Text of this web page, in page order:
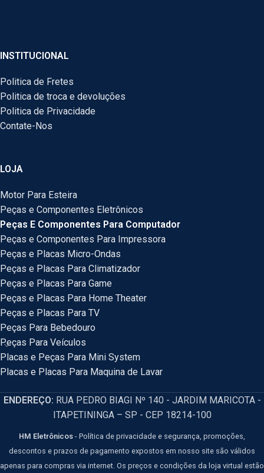
INSTITUCIONAL
Politica de Fretes
Politica de troca e devoluções
Politica de Privacidade
Contate-Nos
LOJA
Motor Para Esteira
Peças e Componentes Eletrônicos
Peças E Componentes Para Computador
Peças e Componentes Para Impressora
Peças e Placas Micro-Ondas
Peças e Placas Para Climatizador
Peças e Placas Para Game
Peças e Placas Para Home Theater
Peças e Placas Para TV
Peças Para Bebedouro
Peças Para Veículos
Placas e Peças Para Mini System
Placas e Placas Para Maquina de Lavar
ENDEREÇO: RUA PEDRO BIAGI Nº 140 - JARDIM MARICOTA -
ITAPETININGA – SP - CEP 18214-100
HM Eletrônicos - Política de privacidade e segurança, promoções,
descontos e prazos de pagamento expostos em nosso site são válidos
apenas para compras via internet. Os preços e condições da loja virtual estão